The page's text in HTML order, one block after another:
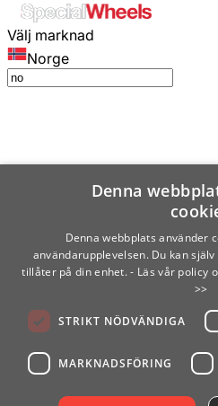
Välj marknad
Norge
Denna
Denna webbplats använder
användarupplevelsen. Du kan
tillåter på din enhet. - Läs vår policy
>>
STRIKT NÖDVÄNDIGA
MARKNADSFÖRING